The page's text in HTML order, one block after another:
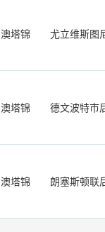
澳塔锦
澳塔锦
澳塔锦